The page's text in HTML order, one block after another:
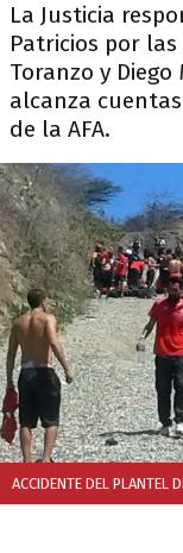
La Justicia
Patricios por
Toranzo y Diego
alcanza
de la AFA.
ACCIDENTE DEL PLANTEL